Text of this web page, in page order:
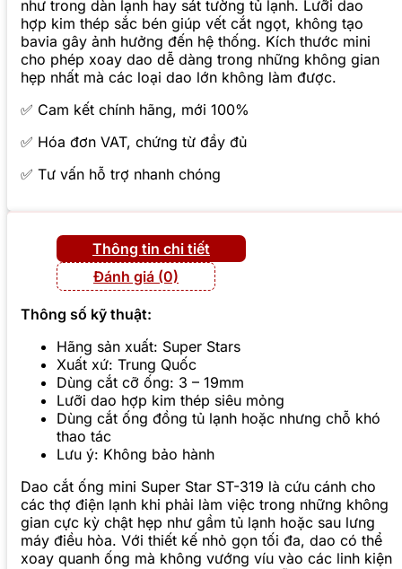
như trong dàn lạnh hay sát tường tủ lạnh. Lưỡi dao
hợp kim thép sắc bén giúp vết cắt ngọt, không tạo
bavia gây ảnh hưởng đến hệ thống. Kích thước mini
cho phép xoay dao dễ dàng trong những không gian
hẹp nhất mà các loại dao lớn không làm được.
✅ Cam kết chính hãng, mới 100%
✅ Hóa đơn VAT, chứng từ đầy đủ
✅ Tư vấn hỗ trợ nhanh chóng
Thông tin chi tiết
Đánh giá (0)
Thông số kỹ thuật:
Hãng sản xuất: Super Stars
Xuất xứ: Trung Quốc
Dùng cắt cỡ ống: 3 – 19mm
Lưỡi dao hợp kim thép siêu mỏng
Dùng cắt ống đồng tủ lạnh hoặc nhưng chỗ khó
thao tác
Lưu ý: Không bảo hành
Dao cắt ống mini Super Star ST-319 là cứu cánh cho
các thợ điện lạnh khi phải làm việc trong những không
gian cực kỳ chật hẹp như gầm tủ lạnh hoặc sau lưng
máy điều hòa. Với thiết kế nhỏ gọn tối đa, dao có thể
xoay quanh ống mà không vướng víu vào các linh kiện